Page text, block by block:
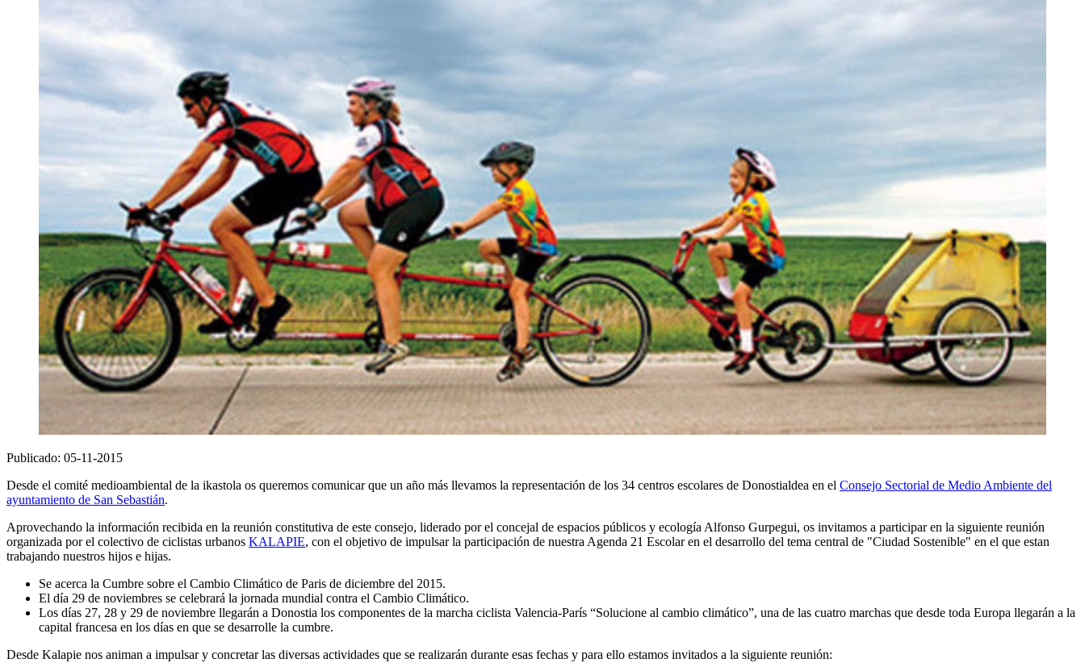
Publicado: 05-11-2015
Desde el comité medioambiental de la ikastola os queremos comunicar que un año más llevamos la representación de los 34 centros escolares de Donostialdea en el Consejo Sectorial de Medio Ambiente del
ayuntamiento de San Sebastián.
Aprovechando la información recibida en la reunión constitutiva de este consejo, liderado por el concejal de espacios públicos y ecología Alfonso Gurpegui, os invitamos a participar en la siguiente reunión
organizada por el colectivo de ciclistas urbanos KALAPIE, con el objetivo de impulsar la participación de nuestra Agenda 21 Escolar en el desarrollo del tema central de "Ciudad Sostenible" en el que estan
trabajando nuestros hijos e hijas.
Se acerca la Cumbre sobre el Cambio Climático de Paris de diciembre del 2015.
El día 29 de noviembres se celebrará la jornada mundial contra el Cambio Climático.
Los días 27, 28 y 29 de noviembre llegarán a Donostia los componentes de la marcha ciclista Valencia-París “Solucione al cambio climático”, una de las cuatro marchas que desde toda Europa llegarán a la
capital francesa en los días en que se desarrolle la cumbre.
Desde Kalapie nos animan a impulsar y concretar las diversas actividades que se realizarán durante esas fechas y para ello estamos invitados a la siguiente reunión: